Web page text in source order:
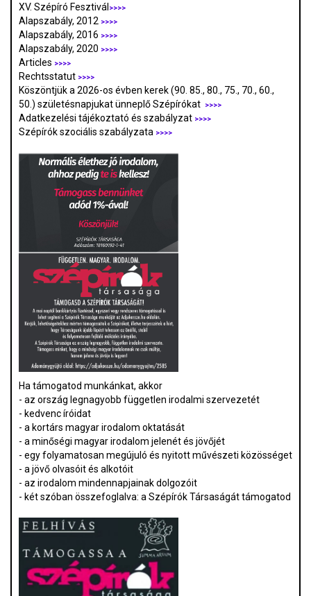
XV. Szépíró Fesztivál >>>>
Alapszabály, 2012 >>>>
Alapszabály, 2016 >>>>
Alapszabály, 2020 >>>>
Articles >>>>
Rechtsstatut >>>>
Köszöntjük a 2026-os évben kerek (90. 85., 80., 75., 70., 60.,
50.) születésnapjukat ünneplő Szépírókat
>>>>
Adatkezelési tájékoztató és szabályzat >>>>
Szépírók szociális szabályzata >>>>
Ha támogatod munkánkat, akkor
- az ország legnagyobb független irodalmi szervezetét
- kedvenc íróidat
- a kortárs magyar irodalom oktatását
- a minőségi magyar irodalom jelenét és jövőjét
- egy folyamatosan megújuló és nyitott művészeti közösséget
- a jövő olvasóit és alkotóit
- az irodalom mindennapjainak dolgozóit
- két szóban összefoglalva: a Szépírók Társaságát támogatod